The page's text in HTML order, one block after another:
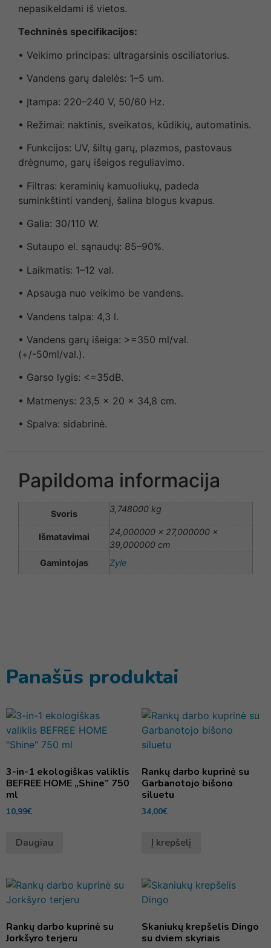
nepasikeldami iš vietos.
Techninės specifikacijos:
• Veikimo principas: ultragarsinis osciliatorius.
• Vandens garų dalelės: 1–5 um.
• Įtampa: 220–240 V, 50/60 Hz.
• Režimai: naktinis, sveikatos, kūdikių, automatinis.
• Funkcijos: UV, šiltų garų, plazmos, pastovaus
drėgnumo, garų išeigos reguliavimo.
• Filtras: keraminių kamuoliukų, padeda
suminkštinti vandenį, šalina blogus kvapus.
• Galia: 30/110 W.
• Sutaupo el. sąnaudų: 85–90%.
• Laikmatis: 1–12 val.
• Apsauga nuo veikimo be vandens.
• Vandens talpa: 4,3 l.
• Vandens garų išeiga: >=350 ml/val.
(+/-50ml/val.).
• Garso lygis: <=35dB.
• Matmenys: 23,5 x 20 x 34,8 cm.
• Spalva: sidabrinė.
Papildoma informacija
Svoris 3,748000 kg
Išmatavimai
24,000000 × 27,000000 ×
39,000000 cm
Gamintojas
Zyle
Panašūs produktai
3-in-1 ekologiškas valiklis
BEFREE HOME „Shine” 750
ml
10,99€
Daugiau
Rankų darbo kuprinė su
Garbanotojo bišono
siluetu
34,00€
Į krepšelį
Rankų darbo kuprinė su
Jorkšyro terjeru
Skaniukų krepšelis Dingo
su dviem skyriais